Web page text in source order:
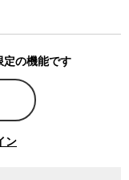
応してきた環境規制
実施している。
よく、短期的にはア
、長期的には国際社
カの国力の衰退をも
だ。
定の機能です
ン